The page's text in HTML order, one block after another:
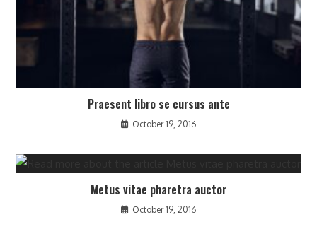
Praesent libro se cursus ante
October 19, 2016
Metus vitae pharetra auctor
October 19, 2016